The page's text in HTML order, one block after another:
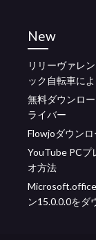
New
リリーヴァレ
ック自転車に
無料ダウンロ
ライバー
Flowjoダウン
YouTube PCプ
オ方法
ン15.0.0.0をダ